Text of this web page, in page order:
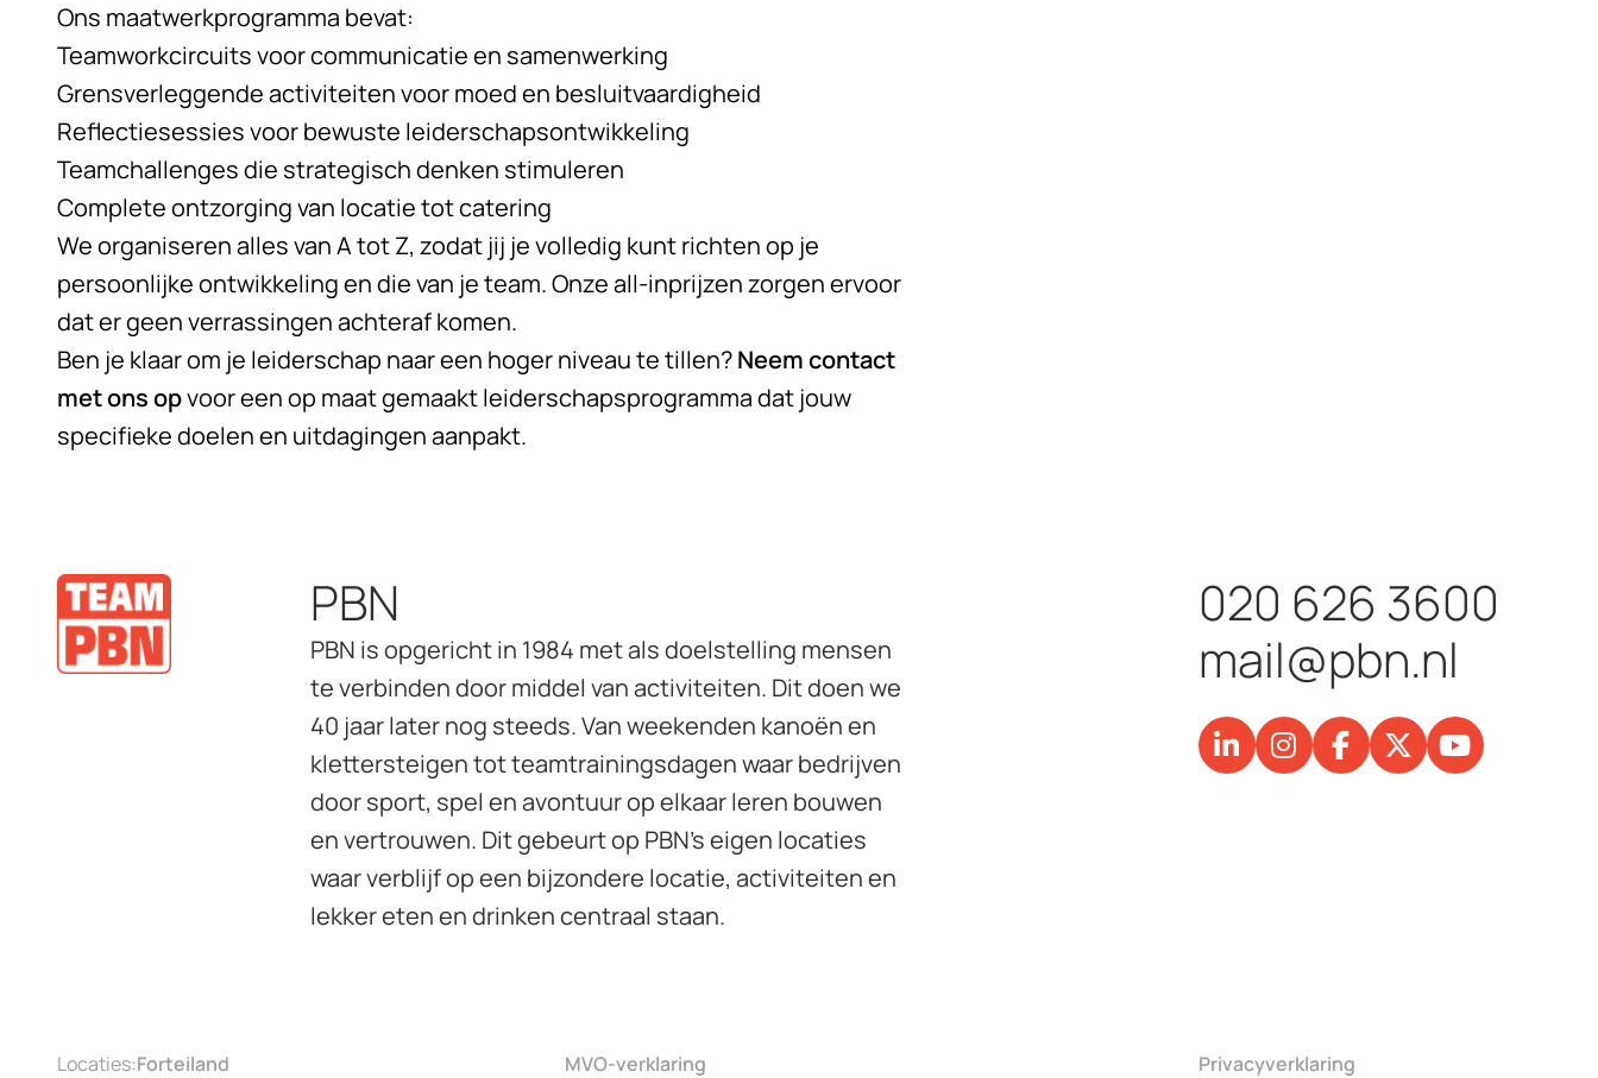
Ons maatwerkprogramma bevat:
Teamworkcircuits voor communicatie en samenwerking
Grensverleggende activiteiten voor moed en besluitvaardigheid
Reflectiesessies voor bewuste leiderschapsontwikkeling
Teamchallenges die strategisch denken stimuleren
Complete ontzorging van locatie tot catering
We organiseren alles van A tot Z, zodat jij je volledig kunt richten op je
persoonlijke ontwikkeling en die van je team. Onze all-inprijzen zorgen ervoor
dat er geen verrassingen achteraf komen.
Ben je klaar om je leiderschap naar een hoger niveau te tillen?Neem contact
met ons opvoor een op maat gemaakt leiderschapsprogramma dat jouw
specifieke doelen en uitdagingen aanpakt.
PBN
PBN is opgericht in 1984 met als doelstelling mensen
te verbinden door middel van activiteiten. Dit doen we
40 jaar later nog steeds. Van weekenden kanoën en
klettersteigen tot teamtrainingsdagen waar bedrijven
door sport, spel en avontuur op elkaar leren bouwen
en vertrouwen. Dit gebeurt op PBN’s eigen locaties
waar verblijf op een bijzondere locatie, activiteiten en
lekker eten en drinken centraal staan.
020 626 3600
mail@pbn.nl
Locaties:Forteiland MVO-verklaring Privacyverklaring